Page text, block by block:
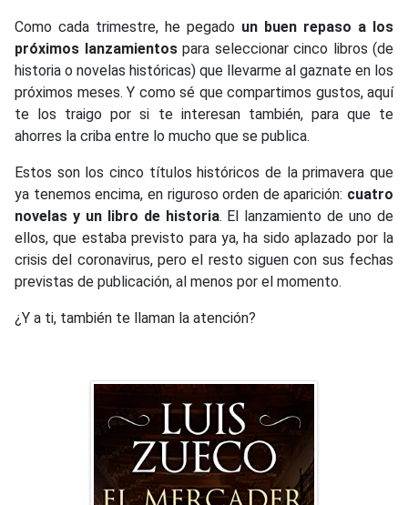
Como cada trimestre, he pegado un buen repaso a los
próximos lanzamientospara seleccionar cinco libros (de
historia o novelas históricas) que llevarme al gaznate en los
próximos meses. Y como sé que compartimos gustos, aquí
te los traigo por si te interesan también, para que te
ahorres la criba entre lo mucho que se publica.
Estos son los cinco títulos históricos de la primavera que
ya tenemos encima, en riguroso orden de aparición: cuatro
novelas y un libro de historia. El lanzamiento de uno de
ellos, que estaba previsto para ya, ha sido aplazado por la
crisis del coronavirus, pero el resto siguen con sus fechas
previstas de publicación, al menos por el momento.
¿Y a ti, también te llaman la atención?